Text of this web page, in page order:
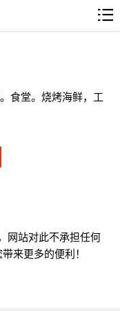
食堂。烧烤海鲜，工
网站对此不承担任何
来更多的便利！